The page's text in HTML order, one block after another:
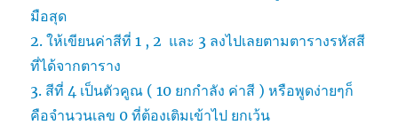
มือสุด
2. ให้เขียนค่าสีที่ 1 , 2 และ 3 ลงไปเลยตามตารางรหัสสี
ที่ได้จากตาราง
3. สีที่ 4 เป็นตัวคูณ ( 10 ยกกำลัง ค่าสี ) หรือพูดง่ายๆก็
คือจำนวนเลข 0 ที่ต้องเติมเข้าไป ยกเว้น